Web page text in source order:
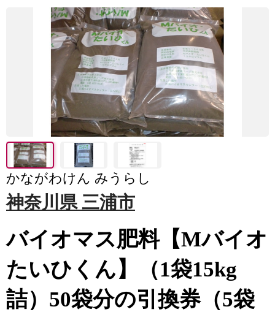
かながわけん みうらし
神奈川県 三浦市
バイオマス肥料【Mバイオ
たいひくん】（1袋15kg
詰）50袋分の引換券（5袋